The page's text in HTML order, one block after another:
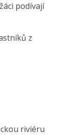
podívají
z
riviéru